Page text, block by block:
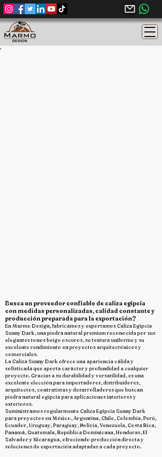
Busca un proveedor confiable de caliza egipcia
con medidas personalizadas, calidad constante y
producción preparada para la exportación?
En Marmo Design, fabricamos y exportamos Caliza Egipcia
Sunny Dark, una piedra natural premium reconocida por sus
elegantes tonos beige oscuros, su textura uniforme y su
excelente rendimiento en proyectos arquitectónicos y
comerciales.
La Caliza Sunny Dark ofrece una apariencia cálida y
sofisticada que aporta carácter y profundidad a cualquier
proyecto. Gracias a su durabilidad y versatilidad, es una
excelente elección para importadores, distribuidores,
arquitectos, contratistas y desarrolladores que buscan
piedra natural egipcia para aplicaciones interiores y
exteriores.
Suministramos regularmente Caliza Egipcia Sunny Dark
para proyectos en México, Argentina, Chile, Colombia, Perú,
Ecuador, Uruguay, Paraguay, Bolivia, Venezuela, Costa Rica,
Panamá, Guatemala, República Dominicana, Honduras, El
Salvador y Nicaragua, ofreciendo producción directa y
soluciones de exportación adaptadas a cada proyecto.